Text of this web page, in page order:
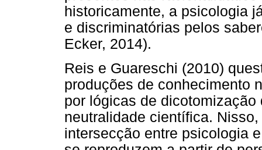
historicamente, a psicologia
e discriminatórias pelos
Ecker, 2014).
Reis e Guareschi (2010)
produções de conhecimento
por lógicas de
neutralidade científica.
intersecção entre psicologia